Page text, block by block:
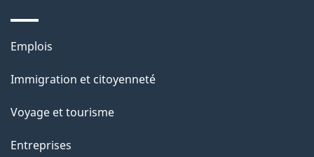
l
a
a
g
Thèmes
sujets
Emplois
Immigration et citoyenneté
Voyage et tourisme
Entreprises